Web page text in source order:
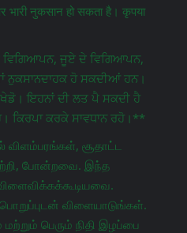
नुकसान हो सकता है। कृपया
ਵਿਗਿਆਪਨ, ਜੂਏ ਦੇ ਵਿਗਿਆਪਨ,
ਨੁਕਸਾਨਦਾਹਕ ਹੋ ਸਕਦੀਆਂ ਹਨ।
ਇਹਨਾਂ ਦੀ ਲਤ ਪੈ ਸਕਦੀ ਹੈ
ਕਿਰਪਾ ਕਰਕੇ ਸਾਵਧਾਨ ਰਹੋ।**
சூதாட்ட
போன்றவை. இந்த
விளையாடுங்கள்.
பெரும் நிதி இழப்பை